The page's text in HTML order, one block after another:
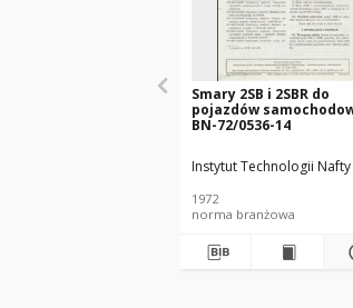
Smary 2SB i 2SBR do
pojazdów
BN-72/0536-14
Instytut Technologii Nafty
1972
norma branżowa